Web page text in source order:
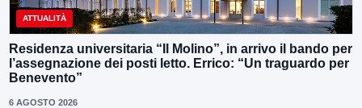
ATTUALITÀ
Residenza universitaria “Il Molino”, in arrivo il bando per
l’assegnazione dei posti letto. Errico: “Un traguardo per
Benevento”
6 AGOSTO 2026